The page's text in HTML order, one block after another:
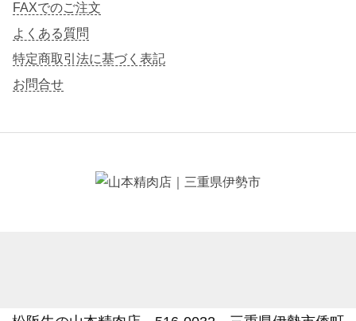
FAXでのご注文
よくある質問
特定商取引法に基づく表記
お問合せ